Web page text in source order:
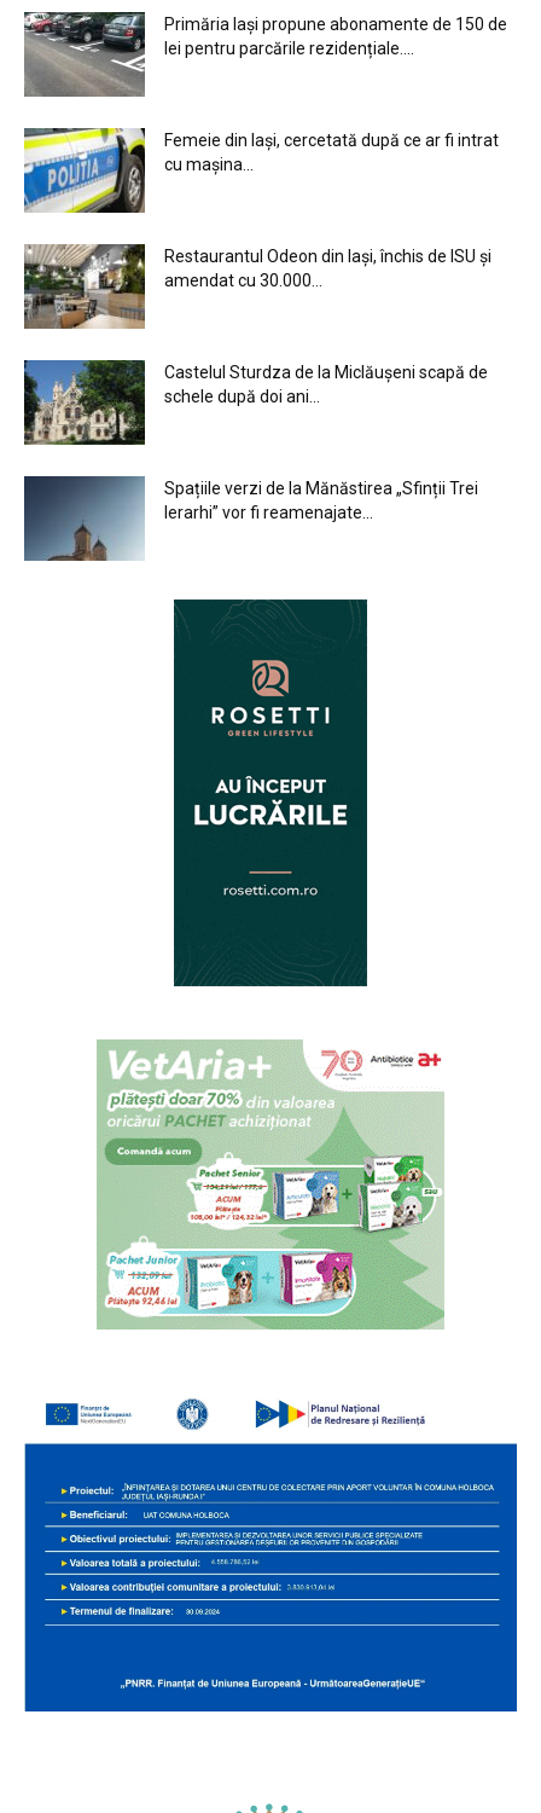
Primăria Iași propune abonamente de 150 de
lei pentru parcările rezidențiale....
Femeie din Iași, cercetată după ce ar fi intrat
cu mașina...
Restaurantul Odeon din Iași, închis de ISU și
amendat cu 30.000...
Castelul Sturdza de la Miclăușeni scapă de
schele după doi ani...
Spațiile verzi de la Mănăstirea „Sfinții Trei
Ierarhi” vor fi reamenajate...